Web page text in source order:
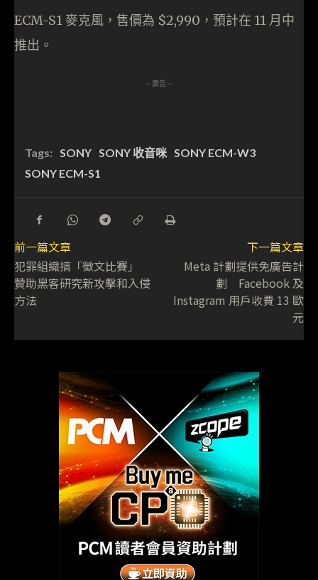
ECM-S1 麥克風，售價為 $2,990，預計在 11 月中
推出。
- 廣告 -
Tags: SONY SONY 收音咪 SONY ECM-W3
SONY ECM-S1
前一篇文章
犯罪組織搞「徵文比賽」
贊助黑客研究新攻擊和入侵
方法
下一篇文章
Meta 計劃提供免廣告計
劃 Facebook 及
Instagram 用戶收費 13 歐
元